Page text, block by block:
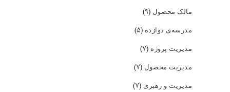
مالک محصول (۹)
مدرسه‌ی دوازده (۵)
مدیریت پروژه (۷)
مدیریت محصول (۷)
مدیریت و رهبری (۷)